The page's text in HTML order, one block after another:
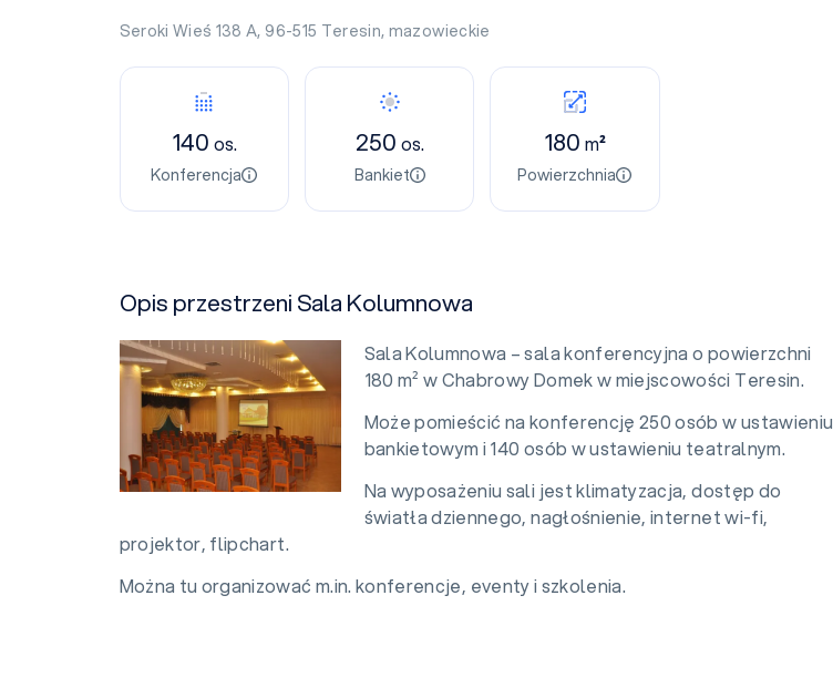
Seroki Wieś 138 A, 96-515 Teresin, mazowieckie
140 os.
Konferencja
250 os.
Bankiet
180 m²
Powierzchnia
Opis przestrzeni Sala Kolumnowa
Sala Kolumnowa – sala konferencyjna o powierzchni
180 m² w Chabrowy Domek w miejscowości Teresin.
Może pomieścić na konferencję 250 osób w ustawieniu
bankietowym i 140 osób w ustawieniu teatralnym.
Na wyposażeniu sali jest klimatyzacja, dostęp do
światła dziennego, nagłośnienie, internet wi-fi,
projektor, flipchart.
Można tu organizować m.in. konferencje, eventy i szkolenia.